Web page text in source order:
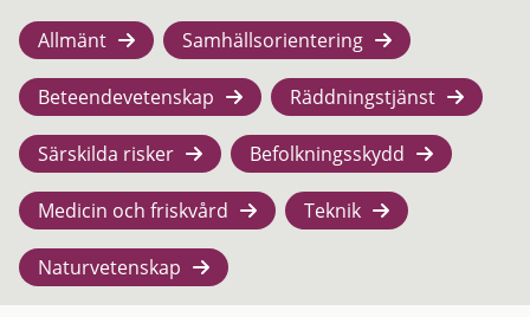
Allmänt Samhällsorientering
Beteendevetenskap Räddningstjänst
Särskilda risker Befolkningsskydd
Medicin och friskvård Teknik
Naturvetenskap